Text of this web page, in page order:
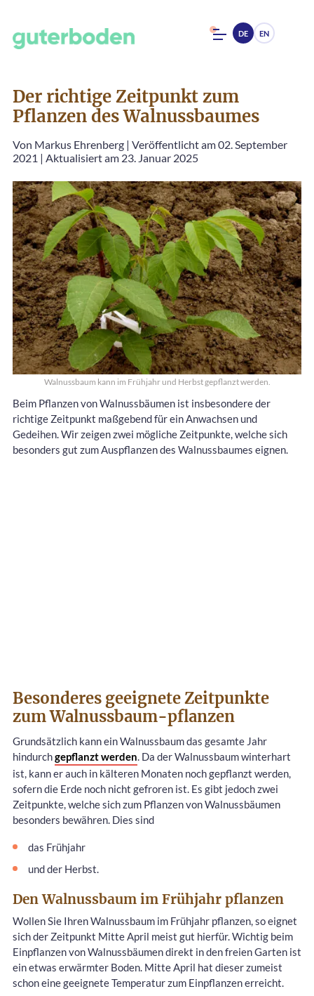
DE EN
Der richtige Zeitpunkt zum
Pflanzen des Walnussbaumes
Von Markus Ehrenberg | Veröffentlicht am 02. September
2021 | Aktualisiert am 23. Januar 2025
Walnussbaum kann im Frühjahr und Herbst gepflanzt werden.
Beim Pflanzen von Walnussbäumen ist insbesondere der
richtige Zeitpunkt maßgebend für ein Anwachsen und
Gedeihen. Wir zeigen zwei mögliche Zeitpunkte, welche sich
besonders gut zum Auspflanzen des Walnussbaumes eignen.
Besonderes geeignete Zeitpunkte
zum Walnussbaum-pflanzen
Grundsätzlich kann ein Walnussbaum das gesamte Jahr
hindurchgepflanzt werden . Da der Walnussbaum winterhart
ist, kann er auch in kälteren Monaten noch gepflanzt werden,
sofern die Erde noch nicht gefroren ist. Es gibt jedoch zwei
Zeitpunkte, welche sich zum Pflanzen von Walnussbäumen
besonders bewähren. Dies sind
das Frühjahr
und der Herbst.
Den Walnussbaum im Frühjahr pflanzen
Wollen Sie Ihren Walnussbaum im Frühjahr pflanzen, so eignet
sich der Zeitpunkt Mitte April meist gut hierfür. Wichtig beim
Einpflanzen von Walnussbäumen direkt in den freien Garten ist
ein etwas erwärmter Boden. Mitte April hat dieser zumeist
schon eine geeignete Temperatur zum Einpflanzen erreicht.